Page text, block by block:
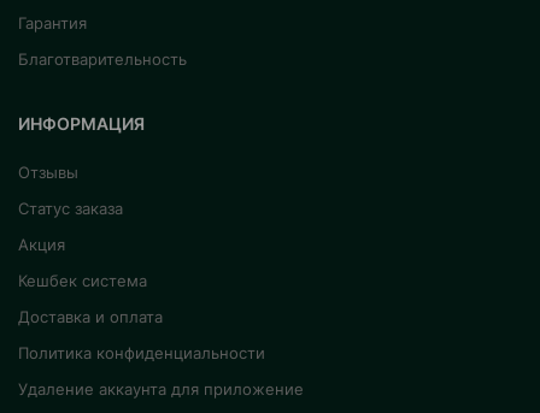
Гарантия
Благотварительность
ИНФОРМАЦИЯ
Отзывы
Статус заказа
Акция
Кешбек система
Доставка и оплата
Политика конфиденциальности
Удаление аккаунта для приложение